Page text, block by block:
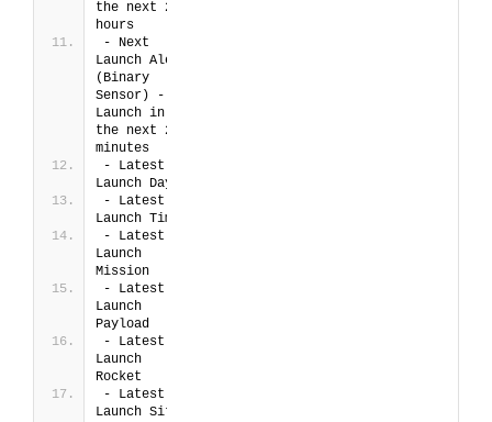
the next 24
hours
- Next
Launch Alert
(Binary
Sensor) -
Launch in
the next 20
minutes
- Latest
Launch Day
- Latest
Launch Time
- Latest
Launch
Mission
- Latest
Launch
Payload
- Latest
Launch
Rocket
- Latest
Launch Site